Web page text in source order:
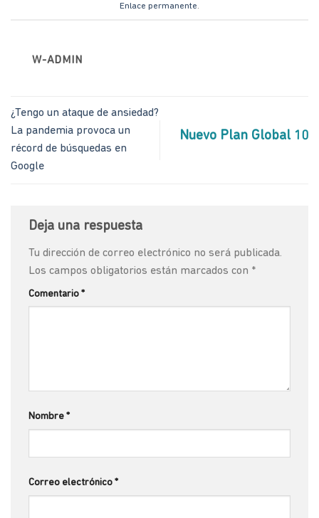
Enlace permanente.
W-ADMIN
¿Tengo un ataque de ansiedad?
La pandemia provoca un
récord de búsquedas en
Google
Nuevo Plan Global 10
Deja una respuesta
Tu dirección de correo electrónico no será publicada.
Los campos obligatorios están marcados con *
Comentario *
Nombre *
Correo electrónico *